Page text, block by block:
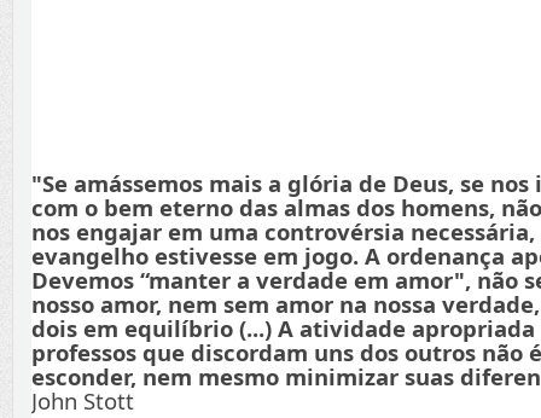
"Se amássemos mais a glória de Deus, se
com o bem eterno das almas dos homens,
nos engajar em uma controvérsia
evangelho estivesse em jogo. A ordenança
Devemos “manter a verdade em amor", não
nosso amor, nem sem amor na nossa
dois em equilíbrio (...) A atividade apropriada
professos que discordam uns dos outros não
esconder, nem mesmo minimizar suas
John Stott